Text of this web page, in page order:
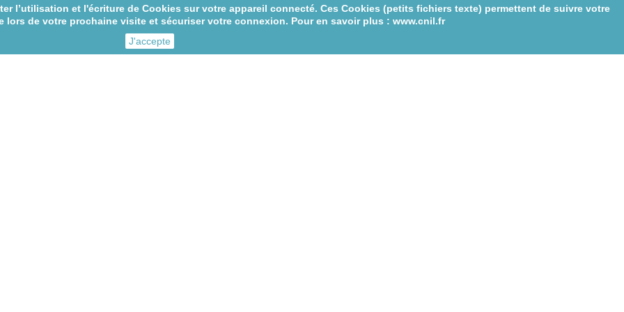
l’utilisation et l'écriture de Cookies sur votre appareil connecté. Ces Cookies (petits fichiers texte) permettent de suivre votre
lors de votre prochaine visite et sécuriser votre connexion. Pour en savoir plus : www.cnil.fr
J'accepte